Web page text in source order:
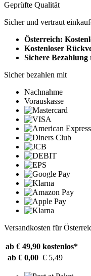
Geprüfte Qualität
Sicher und vertraut
Österreich:
Kostenloser
Sichere Bezahlung
Sicher bezahlen mit
Nachnahme
Vorauskasse
Versandkosten für
ab € 49,90 kostenlos*
ab € 0,00 € 5,49